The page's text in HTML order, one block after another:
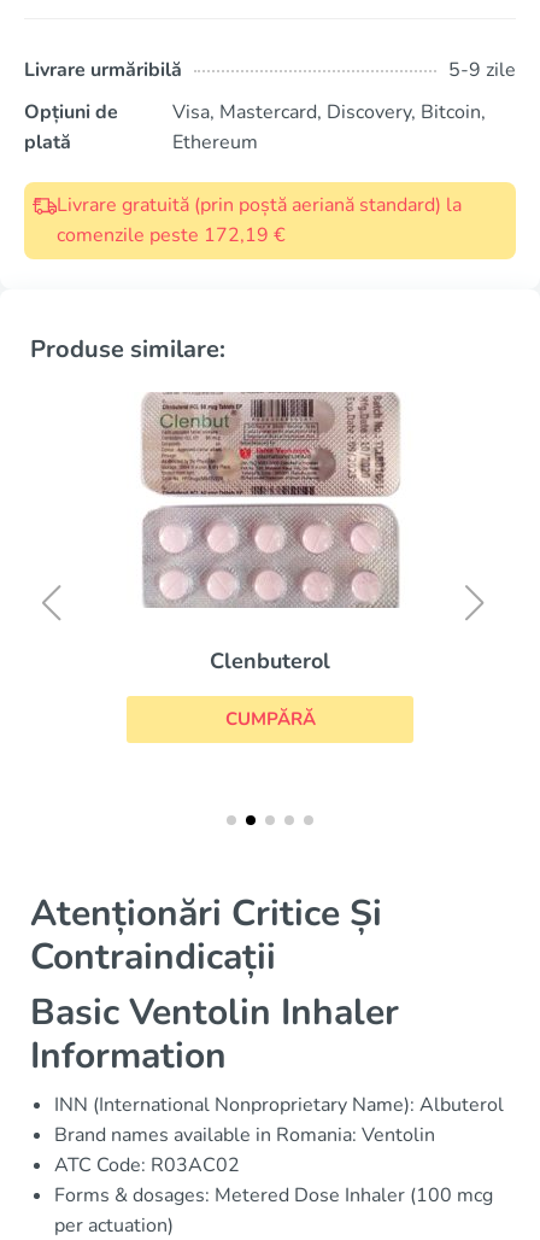
Livrare urmăribilă
5-9 zile
Opțiuni de
plată
Visa, Mastercard, Discovery, Bitcoin,
Ethereum
Livrare gratuită (prin poștă aeriană standard) la
comenzile peste 172,19 €
Produse similare:
Atenționări Critice Și
Contraindicații
Basic Ventolin Inhaler
Information
INN (International Nonproprietary Name): Albuterol
Brand names available in Romania: Ventolin
ATC Code: R03AC02
Forms & dosages: Metered Dose Inhaler (100 mcg
per actuation)